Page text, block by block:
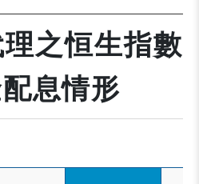
之恒生指數
息情形